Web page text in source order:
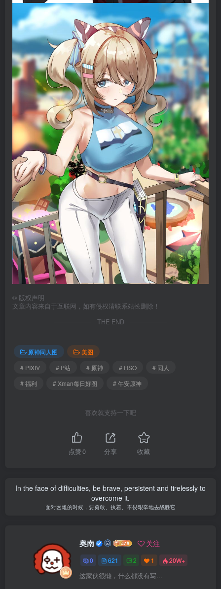
© 版权声明
文章内容来自于互联网，如有侵权请联系站长删除！
THE END
原神同人图
美图
# PIXIV
# P站 # 原神 # HSO
# 同人
# 福利
# Xman每日好图 # 午安原神
喜欢就支持一下吧
点赞0 分享 收藏
In the face of difficulties, be brave, persistent and tirelessly to
overcome it.
面对困难的时候，要勇敢、执着、不畏艰辛地去战胜它
奥南 关注
0 621 2 1 20W+
这家伙很懒，什么都没有写...